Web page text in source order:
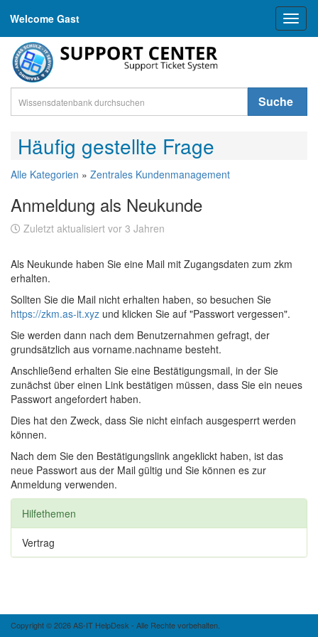
Welcome Gast
Suche
Häufig gestellte Frage
Alle Kategorien » Zentrales Kundenmanagement
Anmeldung als Neukunde
Zuletzt aktualisiert vor 3 Jahren
Als Neukunde haben Sie eine Mail mit Zugangsdaten zum zkm
erhalten.
Sollten Sie die Mail nicht erhalten haben, so besuchen Sie
https://zkm.as-it.xyz und klicken Sie auf "Passwort vergessen".
Sie werden dann nach dem Benutzernahmen gefragt, der
grundsätzlich aus vorname.nachname besteht.
Anschließend erhalten Sie eine Bestätigungsmail, in der Sie
zunächst über einen Link bestätigen müssen, dass Sie ein neues
Passwort angefordert haben.
Dies hat den Zweck, dass Sie nicht einfach ausgesperrt werden
können.
Nach dem Sie den Bestätigungslink angeklickt haben, ist das
neue Passwort aus der Mail gültig und Sie können es zur
Anmeldung verwenden.
Hilfethemen
Vertrag
Copyright © 2026 AS-IT HelpDesk - Alle Rechte vorbehalten.